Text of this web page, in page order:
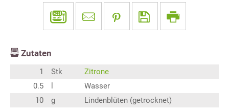
Zutaten
1 Stk
Zitrone
0.5
Wasser
10
g
Lindenblüten (getrocknet)